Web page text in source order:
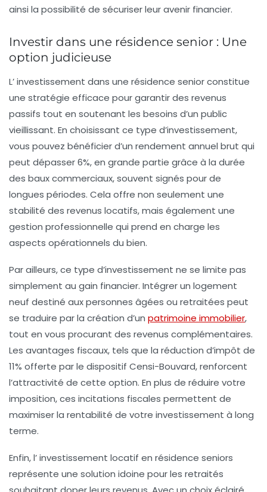
ainsi la possibilité de sécuriser leur avenir financier.
Investir dans une résidence senior : Une
option judicieuse
L’investissement dans une résidence seniorconstitue
une stratégie efficace pour garantir des revenus
passifs tout en soutenant les besoins d’un public
vieillissant. En choisissant ce type d’investissement,
vous pouvez bénéficier d’un rendement annuel brut qui
peut dépasser6%, en grande partie grâce à la durée
des baux commerciaux, souvent signés pour de
longues périodes. Cela offre non seulement une
stabilité des revenus locatifs, mais également une
gestion professionnelle qui prend en charge les
aspects opérationnels du bien.
Par ailleurs, ce type d’investissement ne se limite pas
simplement au gain financier. Intégrer un logement
neuf destiné aux personnes âgées ou retraitées peut
se traduire par la création d’un patrimoine immobilier,
tout en vous procurant des revenus complémentaires.
Les avantages fiscaux, tels que la réduction d’impôt de
11% offerte par le dispositif Censi-Bouvard, renforcent
l’attractivité de cette option. En plus de réduire votre
imposition, ces incitations fiscales permettent de
maximiser la rentabilité de votre investissement à long
terme.
Enfin, l’investissement locatif en résidence seniors
représente une solution idoine pour les retraités